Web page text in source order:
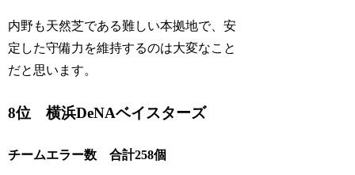
内野も天然芝である難しい本拠地で、安
定した守備力を維持するのは大変なこと
だと思います。
8位 横浜DeNAベイスターズ
チームエラー数 合計258個